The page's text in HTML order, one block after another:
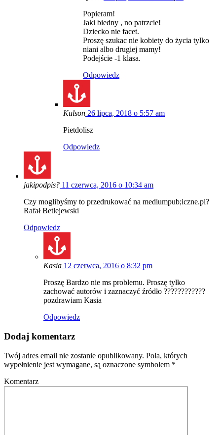
Popieram!
Jaki biedny , no patrzcie!
Dziecko nie facet.
Proszę szukac nie kobiety do życia tylko
niani albo drugiej mamy!
Podejście -1 klasa.
Odpowiedz
Kulson 26 lipca, 2018 o 5:57 am
Pietdolisz
Odpowiedz
jakipodpis? 11 czerwca, 2016 o 10:34 am
Czy moglibyśmy to przedrukować na mediumpub;iczne.pl?
Rafał Betlejewski
Odpowiedz
Kasia 12 czerwca, 2016 o 8:32 pm
Proszę Bardzo nie ms problemu. Proszę tylko
zachować autorów i zaznaczyć źródło ????????????
pozdrawiam Kasia
Odpowiedz
Dodaj komentarz
Twój adres email nie zostanie opublikowany. Pola, których
wypełnienie jest wymagane, są oznaczone symbolem *
Komentarz